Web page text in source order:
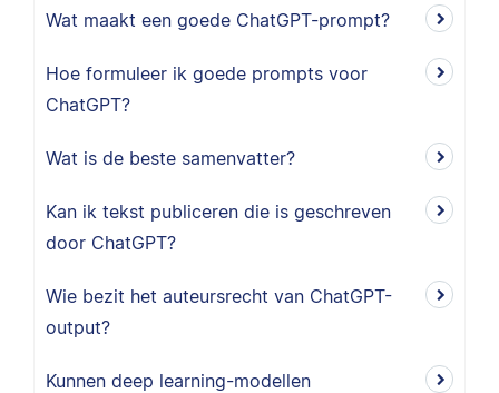
Wat maakt een goede ChatGPT-prompt?
Hoe formuleer ik goede prompts voor
ChatGPT?
Wat is de beste samenvatter?
Kan ik tekst publiceren die is geschreven
door ChatGPT?
Wie bezit het auteursrecht van ChatGPT-
output?
Kunnen deep learning-modellen